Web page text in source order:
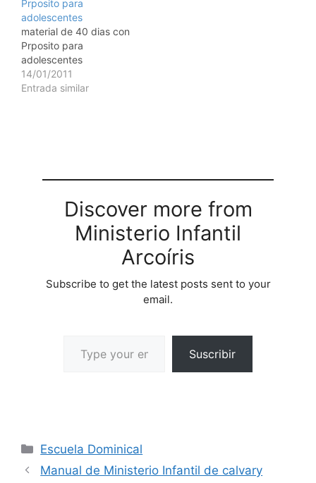
Prposito para
adolescentes
material de 40 dias con
Prposito para
adolescentes
14/01/2011
Entrada similar
Discover more from
Ministerio Infantil
Arcoíris
Subscribe to get the latest posts sent to your
email.
Suscribir
Escuela Dominical
Manual de Ministerio Infantil de calvary